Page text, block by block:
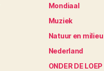
Mondiaal
Muziek
Natuur en milieu
Nederland
ONDER DE LOEP